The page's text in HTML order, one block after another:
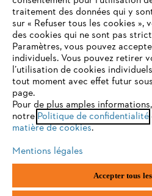
Politique de protection des
Mentions légales Utilisation
Informations juridiques
België/Belgique
VAT Number: BE 0427.714.768
VOTRE
N'EST PLUS PRIS
Vous utilisez un navigateur
en charge, et certaines
peuvent fonctionner correctement.
optimale de notre site, nous vous
l'un des navigateurs suivants :
firefox
traitement des données qui y
sur « Refuser tous les cookies »,
des cookies qui ne sont pas
Paramètres, vous pouvez
individuels. Vous pouvez retirer
l’utilisation de cookies
tout moment avec effet futur
page.
Pour de plus amples
notre Politique de confidentialité
matière de cookies.
Mentions légales
Accepter tous